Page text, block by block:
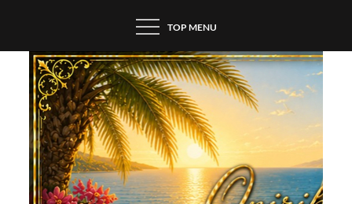
content
TOP MENU